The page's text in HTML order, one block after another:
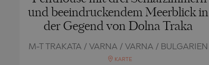
und beeindruckendem Meerblick in
der Gegend von Dolna Traka
M-T TRAKATA / VARNA / VARNA / BULGARIEN
KARTE